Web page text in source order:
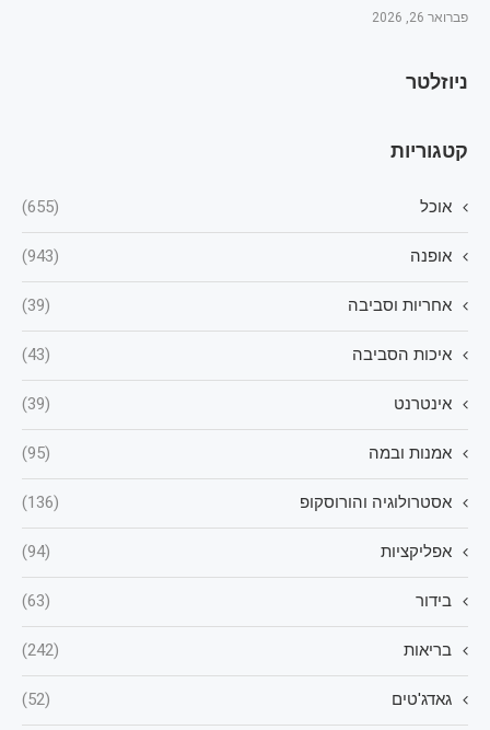
פברואר 26, 2026
ניוזלטר
קטגוריות
אוכל (655)
אופנה (943)
אחריות וסביבה (39)
איכות הסביבה (43)
אינטרנט (39)
אמנות ובמה (95)
אסטרולוגיה והורוסקופ (136)
אפליקציות (94)
בידור (63)
בריאות (242)
גאדג'טים (52)